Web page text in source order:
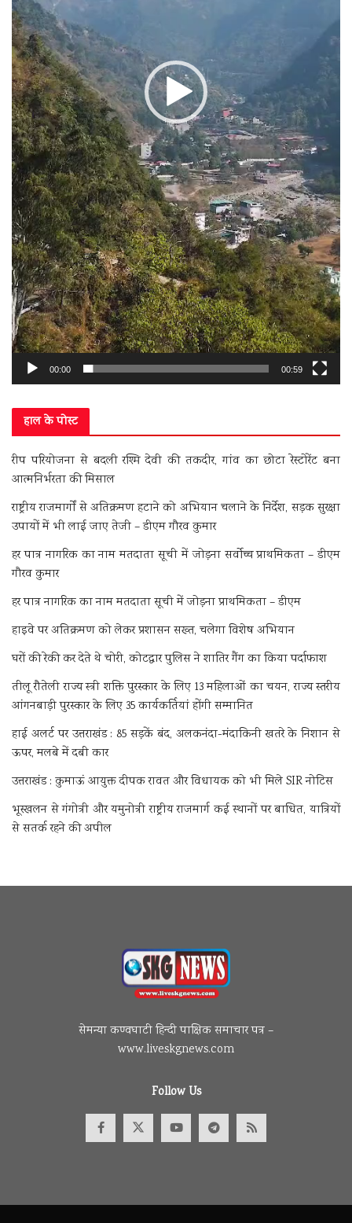
00:00 00:59
हाल के पोस्ट
रीप परियोजना से बदली रश्मि देवी की तकदीर, गांव का छोटा रेस्टोरेंट बना
आत्मनिर्भरता की मिसाल
राष्ट्रीय राजमार्गों से अतिक्रमण हटाने को अभियान चलाने के निर्देश, सड़क सुरक्षा
उपायों में भी लाई जाए तेजी – डीएम गौरव कुमार
हर पात्र नागरिक का नाम मतदाता सूची में जोड़ना सर्वोच्च प्राथमिकता – डीएम
गौरव कुमार
हर पात्र नागरिक का नाम मतदाता सूची में जोड़ना प्राथमिकता – डीएम
हाइवे पर अतिक्रमण को लेकर प्रशासन सख्त, चलेगा विशेष अभियान
घरों की रेकी कर देते थे चोरी, कोटद्वार पुलिस ने शातिर गैंग का किया पर्दाफाश
तीलू रौतेली राज्य स्त्री शक्ति पुरस्कार के लिए 13 महिलाओं का चयन, राज्य स्तरीय
आंगनबाड़ी पुरस्कार के लिए 35 कार्यकर्तियां होंगी सम्मानित
हाई अलर्ट पर उत्तराखंड : 85 सड़कें बंद, अलकनंदा-मंदाकिनी खतरे के निशान से
ऊपर, मलबे में दबी कार
उत्तराखंड : कुमाऊं आयुक्त दीपक रावत और विधायक को भी मिले SIR नोटिस
भूस्खलन से गंगोत्री और यमुनोत्री राष्ट्रीय राजमार्ग कई स्थानों पर बाधित, यात्रियों
से सतर्क रहने की अपील
सेमन्या कण्वघाटी हिन्दी पाक्षिक समाचार पत्र –
www.liveskgnews.com
Follow Us